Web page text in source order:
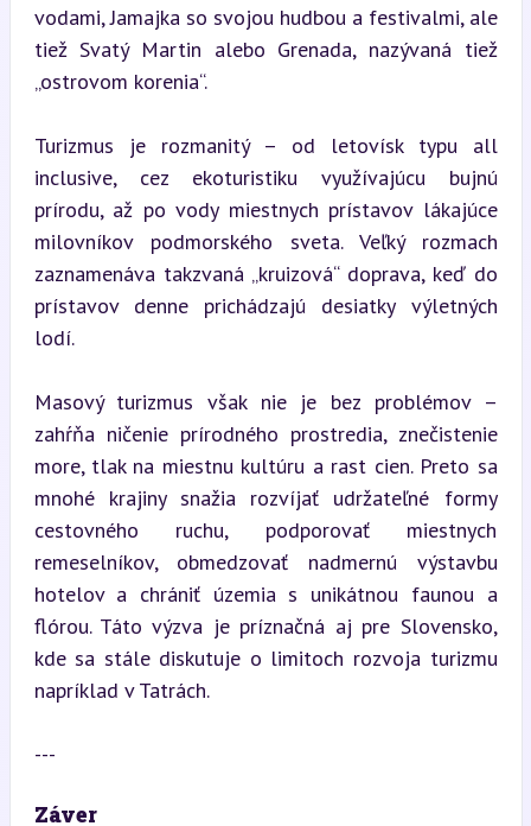
vodami, Jamajka so svojou hudbou a festivalmi, ale
tiež Svatý Martin alebo Grenada, nazývaná tiež
„ostrovom korenia“.
Turizmus je rozmanitý – od letovísk typu all
inclusive, cez ekoturistiku využívajúcu bujnú
prírodu, až po vody miestnych prístavov lákajúce
milovníkov podmorského sveta. Veľký rozmach
zaznamenáva takzvaná „kruizová“ doprava, keď do
prístavov denne prichádzajú desiatky výletných
lodí.
Masový turizmus však nie je bez problémov –
zahŕňa ničenie prírodného prostredia, znečistenie
more, tlak na miestnu kultúru a rast cien. Preto sa
mnohé krajiny snažia rozvíjať udržateľné formy
cestovného ruchu, podporovať miestnych
remeselníkov, obmedzovať nadmernú výstavbu
hotelov a chrániť územia s unikátnou faunou a
flórou. Táto výzva je príznačná aj pre Slovensko,
kde sa stále diskutuje o limitoch rozvoja turizmu
napríklad v Tatrách.
---
Záver